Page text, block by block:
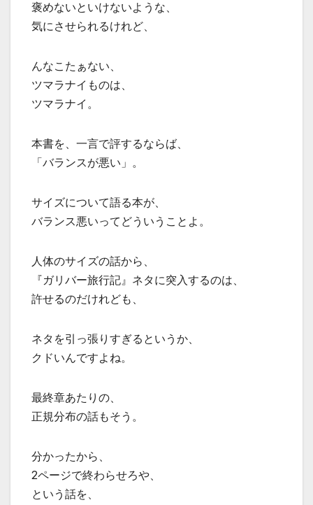
褒めないといけないような、
気にさせられるけれど、
んなこたぁない、
ツマラナイものは、
ツマラナイ。
本書を、一言で評するならば、
「バランスが悪い」。
サイズについて語る本が、
バランス悪いってどういうことよ。
人体のサイズの話から、
『ガリバー旅行記』ネタに突入するのは、
許せるのだけれども、
ネタを引っ張りすぎるというか、
クドいんですよね。
最終章あたりの、
正規分布の話もそう。
分かったから、
2ページで終わらせろや、
という話を、